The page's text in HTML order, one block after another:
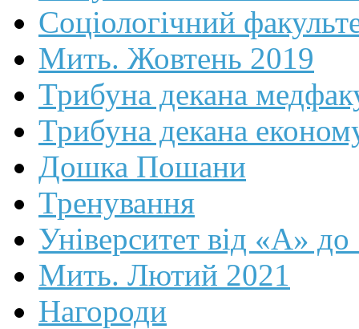
Соціологічний
Мить. Жовтень 2019
Трибуна декана
Трибуна декана
Дошка Пошани
Тренування
Університет від «А»
Мить. Лютий 2021
Нагороди